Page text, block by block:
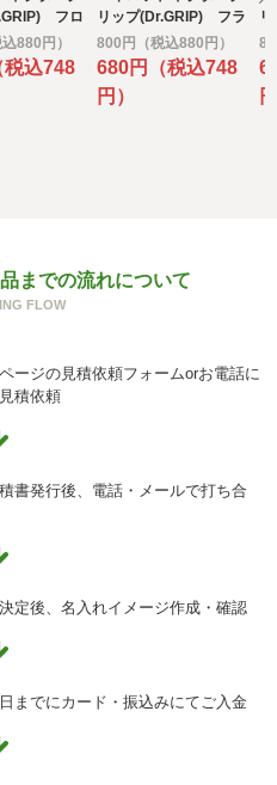
いて
全部又は、一部を委託するこ
善の考慮を行います。
社が保有する保有個人データ
知、内容の訂正・追加または
いう)に応じます。
「当社の個人情報の取扱いに
」を参照してください。
を用いるなどして、本人が容
人情報の取得を行っており
保護方針をご覧下さい
：大阪市中央区瓦屋町2-13-5
： 06-6763-5415
： 06-6763-0829
フロ
シャープ
880円）
税込748
リップ(Dr.GRIP) フラ
ッシュカラー シャー
プペンシル
800円（税込880円）
680円（税込748
円）
までの流れについて
FLOW
ージの見積依頼フォームorお電話に
積依頼
書発行後、電話・メールで打ち合
定後、名入れイメージ作成・確認
までにカード・振込みにてご入金